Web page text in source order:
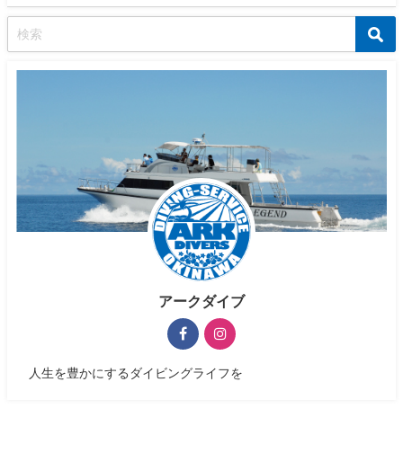
アークダイブ
人生を豊かにするダイビングライフを